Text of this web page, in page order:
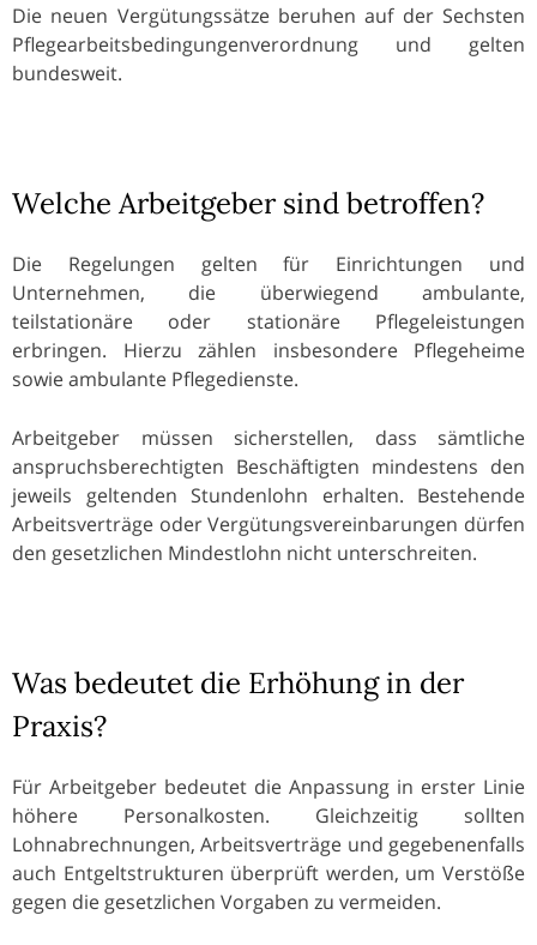
Die neuen Vergütungssätze beruhen auf der Sechsten
Pflegearbeitsbedingungenverordnung und gelten
bundesweit.
Welche Arbeitgeber sind betroffen?
Die Regelungen gelten für Einrichtungen und
Unternehmen, die überwiegend ambulante,
teilstationäre oder stationäre Pflegeleistungen
erbringen. Hierzu zählen insbesondere Pflegeheime
sowie ambulante Pflegedienste.
Arbeitgeber müssen sicherstellen, dass sämtliche
anspruchsberechtigten Beschäftigten mindestens den
jeweils geltenden Stundenlohn erhalten. Bestehende
Arbeitsverträge oder Vergütungsvereinbarungen dürfen
den gesetzlichen Mindestlohn nicht unterschreiten.
Was bedeutet die Erhöhung in der
Praxis?
Für Arbeitgeber bedeutet die Anpassung in erster Linie
höhere Personalkosten. Gleichzeitig sollten
Lohnabrechnungen, Arbeitsverträge und gegebenenfalls
auch Entgeltstrukturen überprüft werden, um Verstöße
gegen die gesetzlichen Vorgaben zu vermeiden.